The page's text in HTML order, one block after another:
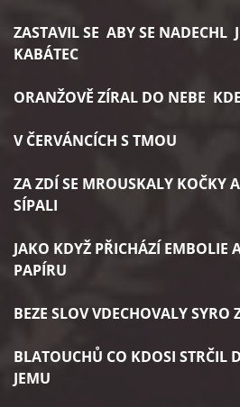
ZASTAVIL SE ABY SE NADECHL
KABÁTEC
ORANŽOVĚ ZÍRAL DO NEBE
V ČERVÁNCÍCH S TMOU
ZA ZDÍ SE MROUSKALY KOČKY
SÍPALI
JAKO KDYŽ PŘICHÁZÍ EMBOLIE
PAPÍRU
BEZE SLOV VDECHOVALY SYRO
BLATOUCHŮ CO KDOSI STRČIL
JEMU